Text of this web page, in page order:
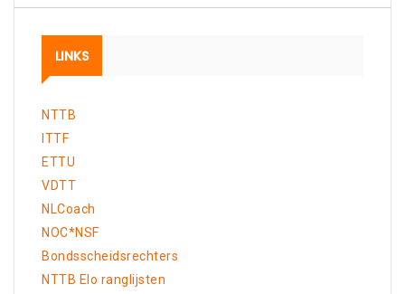
LINKS
NTTB
ITTF
ETTU
VDTT
NLCoach
NOC*NSF
Bondsscheidsrechters
NTTB Elo ranglijsten